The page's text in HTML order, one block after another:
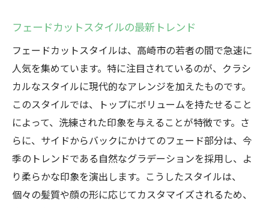
フェードカットスタイルの最新トレンド
フェードカットスタイルは、高崎市の若者の間で急速に
人気を集めています。特に注目されているのが、クラシ
カルなスタイルに現代的なアレンジを加えたものです。
このスタイルでは、トップにボリュームを持たせること
によって、洗練された印象を与えることが特徴です。さ
らに、サイドからバックにかけてのフェード部分は、今
季のトレンドである自然なグラデーションを採用し、よ
り柔らかな印象を演出します。こうしたスタイルは、
個々の髪質や顔の形に応じてカスタマイズされるため、